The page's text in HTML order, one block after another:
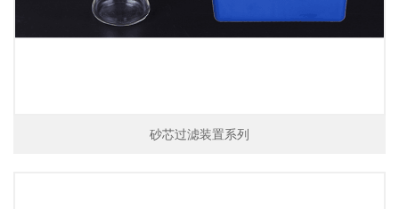
砂芯过滤装置系列